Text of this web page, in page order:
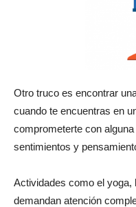
Otro truco es encontrar
cuando te encuentras en
comprometerte con
sentimientos y
Actividades como el yoga,
demandan atención